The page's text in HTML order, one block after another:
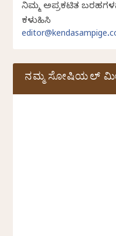
ನಿಮ್ಮ ಅಪ್ರಕಟಿತ
ಕಳುಹಿಸಿ
ನಮ್ಮ ಸೋಷಿಯಲ್‌